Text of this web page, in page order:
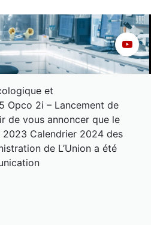
et
Opco 2i – Lancement de
de vous annoncer que le
2023 Calendrier 2024 des
de L’Union a été